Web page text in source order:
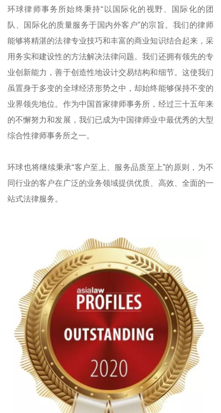
环球律师事务所始终秉持“ 以国际化的视野、国际化的团
队、国际化的质量服务于国内外客户”的宗旨。我们的律师
能够将精湛的法律专业技巧和丰富的商业知识结合起来，采
用务实和建设性的方法解决法律问题。我们还拥有领先的专
业创新能力，善于创造性地设计交易结构和细节。这使我们
虽置身于多变的全球经济形势之中，却始终能够保持不变的
业界领先地位。作为中国首家律师事务所，经过三十五年来
的不懈努力和发展，我们已成为中国律师业中最优秀的大型
综合性律师事务所之一。
环球也将继续秉承“客户至上、服务品质至上”的原则，为不
同行业的客户在广泛的业务领域提供优质、高效、全面的一
站式法律服务。